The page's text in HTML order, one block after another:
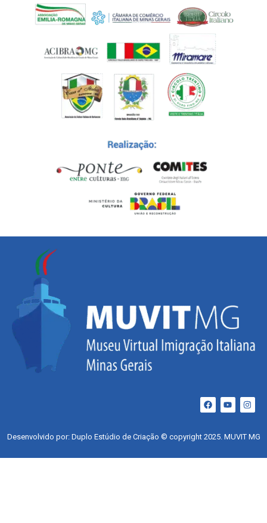
Desenvolvido por: Duplo Estúdio de Criação © copyright 2025. MUVIT MG